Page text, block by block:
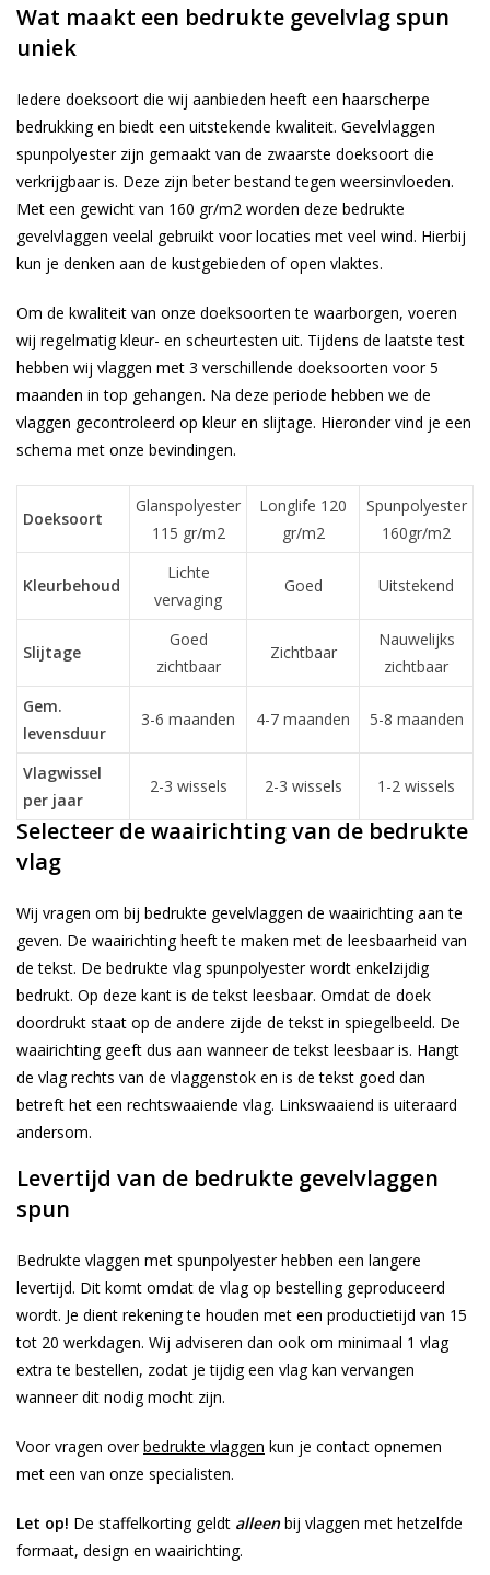
Wat maakt een bedrukte gevelvlag spun
uniek
Iedere doeksoort die wij aanbieden heeft een haarscherpe
bedrukking en biedt een uitstekende kwaliteit. Gevelvlaggen
spunpolyester zijn gemaakt van de zwaarste doeksoort die
verkrijgbaar is. Deze zijn beter bestand tegen weersinvloeden.
Met een gewicht van 160 gr/m2 worden deze bedrukte
gevelvlaggen veelal gebruikt voor locaties met veel wind. Hierbij
kun je denken aan de kustgebieden of open vlaktes.
Om de kwaliteit van onze doeksoorten te waarborgen, voeren
wij regelmatig kleur- en scheurtesten uit. Tijdens de laatste test
hebben wij vlaggen met 3 verschillende doeksoorten voor 5
maanden in top gehangen. Na deze periode hebben we de
vlaggen gecontroleerd op kleur en slijtage. Hieronder vind je een
schema met onze bevindingen.
Doeksoort
Glanspolyester
115 gr/m2
Longlife 120
gr/m2
Spunpolyester
160gr/m2
Kleurbehoud
Lichte
vervaging
Goed Uitstekend
Slijtage
Goed
zichtbaar
Zichtbaar
Nauwelijks
zichtbaar
Gem.
levensduur
3-6 maanden 4-7 maanden 5-8 maanden
Vlagwissel
per jaar
2-3 wissels 2-3 wissels 1-2 wissels
Selecteer de waairichting van de bedrukte
vlag
Wij vragen om bij bedrukte gevelvlaggen de waairichting aan te
geven. De waairichting heeft te maken met de leesbaarheid van
de tekst. De bedrukte vlag spunpolyester wordt enkelzijdig
bedrukt. Op deze kant is de tekst leesbaar. Omdat de doek
doordrukt staat op de andere zijde de tekst in spiegelbeeld. De
waairichting geeft dus aan wanneer de tekst leesbaar is. Hangt
de vlag rechts van de vlaggenstok en is de tekst goed dan
betreft het een rechtswaaiende vlag. Linkswaaiend is uiteraard
andersom.
Levertijd van de bedrukte gevelvlaggen
spun
Bedrukte vlaggen met spunpolyester hebben een langere
levertijd. Dit komt omdat de vlag op bestelling geproduceerd
wordt. Je dient rekening te houden met een productietijd van 15
tot 20 werkdagen. Wij adviseren dan ook om minimaal 1 vlag
extra te bestellen, zodat je tijdig een vlag kan vervangen
wanneer dit nodig mocht zijn.
Voor vragen overbedrukte vlaggen kun je contact opnemen
met een van onze specialisten.
Let op! De staffelkorting geldt alleen bij vlaggen met hetzelfde
formaat, design en waairichting.